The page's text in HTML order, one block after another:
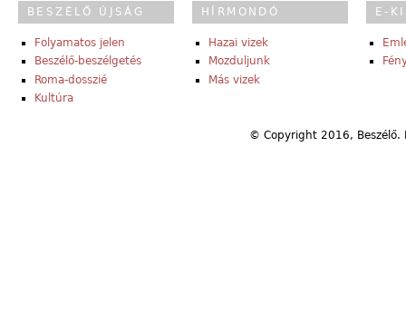
BESZÉLŐ ÚJSÁG
Folyamatos jelen
Beszélő-beszélgetés
Roma-dosszié
Kultúra
HÍRMONDÓ
Hazai vizek
Mozduljunk
Más vizek
E-
© Copyright 2016,